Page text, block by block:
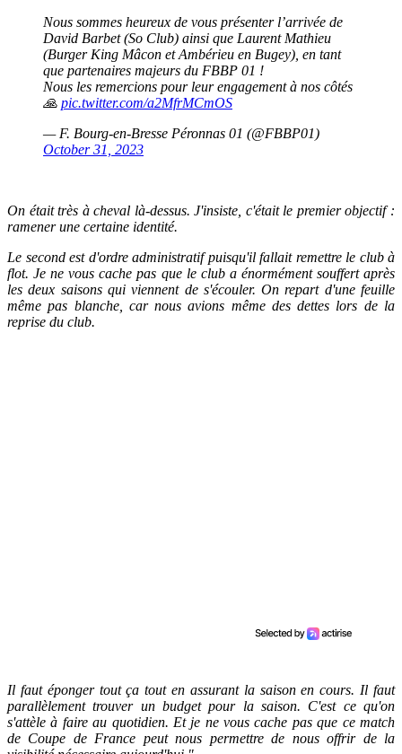
Nous sommes heureux de vous présenter l’arrivée de
David Barbet (So Club) ainsi que Laurent Mathieu
(Burger King Mâcon et Ambérieu en Bugey), en tant
que partenaires majeurs du FBBP 01 !
Nous les remercions pour leur engagement à nos côtés
🙏 pic.twitter.com/a2MfrMCmOS
— F. Bourg-en-Bresse Péronnas 01 (@FBBP01)
October 31, 2023
On était très à cheval là-dessus. J'insiste, c'était le premier objectif :
ramener une certaine identité.
Le second est d'ordre administratif puisqu'il fallait remettre le club à
flot. Je ne vous cache pas que le club a énormément souffert après
les deux saisons qui viennent de s'écouler. On repart d'une feuille
même pas blanche, car nous avions même des dettes lors de la
reprise du club.
Il faut éponger tout ça tout en assurant la saison en cours. Il faut
parallèlement trouver un budget pour la saison. C'est ce qu'on
s'attèle à faire au quotidien. Et je ne vous cache pas que ce match
de Coupe de France peut nous permettre de nous offrir de la